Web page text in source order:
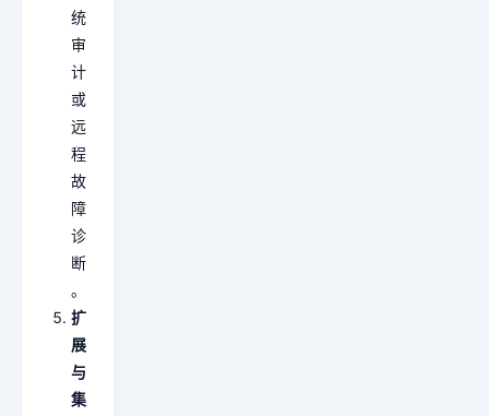
统
审
计
或
远
程
故
障
诊
断
。
扩
展
与
集